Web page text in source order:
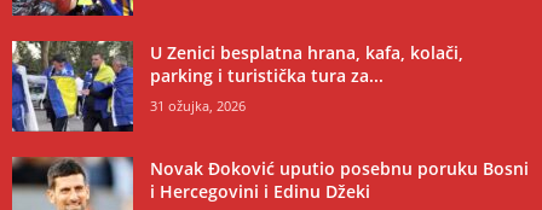
U Zenici besplatna hrana, kafa, kolači,
parking i turistička tura za...
31 ožujka, 2026
Novak Đoković uputio posebnu poruku Bosni
i Hercegovini i Edinu Džeki